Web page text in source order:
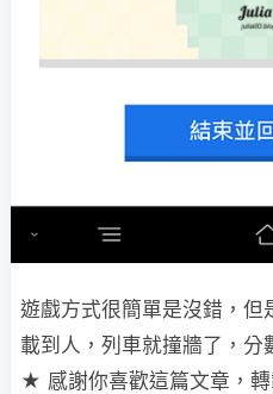
遊戲方式很簡單是沒錯，但
載到人，列車就撞牆了，分
★ 感謝你喜歡這篇文章，